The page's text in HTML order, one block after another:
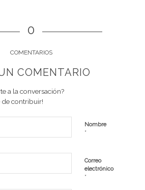
0
COMENTARIOS
COMENTARIO
a la conversación?
de contribuir!
Nombre
*
Correo
electrónico
*